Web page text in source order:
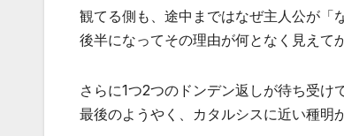
観てる側も、途中まではなぜ主人公が「
後半になってその理由が何となく見えて
さらに1つ2つのドンデン返しが待ち受け
最後のようやく、カタルシスに近い種明